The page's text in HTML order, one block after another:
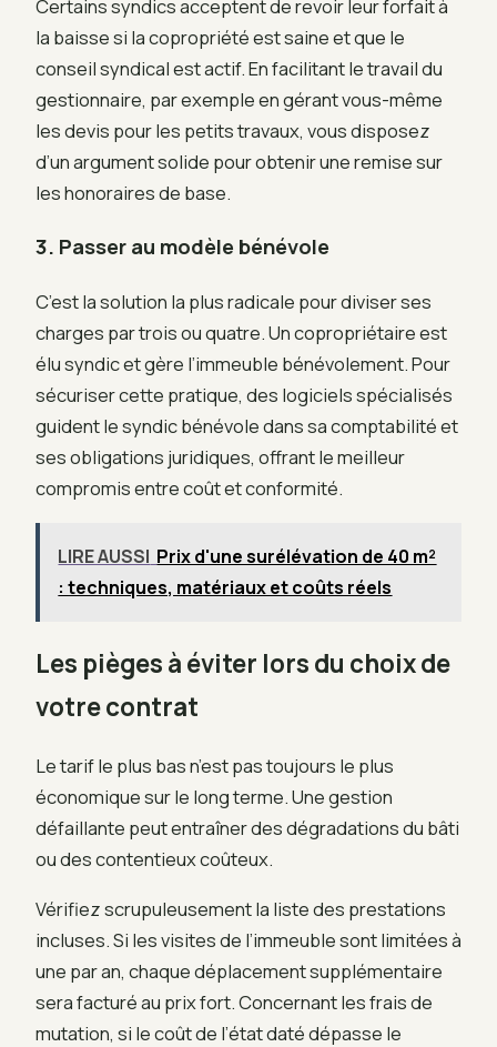
Certains syndics acceptent de revoir leur forfait à
la baisse si la copropriété est saine et que le
conseil syndical est actif. En facilitant le travail du
gestionnaire, par exemple en gérant vous-même
les devis pour les petits travaux, vous disposez
d’un argument solide pour obtenir une remise sur
les honoraires de base.
3. Passer au modèle bénévole
C’est la solution la plus radicale pour diviser ses
charges par trois ou quatre. Un copropriétaire est
élu syndic et gère l’immeuble bénévolement. Pour
sécuriser cette pratique, des logiciels spécialisés
guident le syndic bénévole dans sa comptabilité et
ses obligations juridiques, offrant le meilleur
compromis entre coût et conformité.
LIRE AUSSI Prix d'une surélévation de 40 m²
: techniques, matériaux et coûts réels
Les pièges à éviter lors du choix de
votre contrat
Le tarif le plus bas n’est pas toujours le plus
économique sur le long terme. Une gestion
défaillante peut entraîner des dégradations du bâti
ou des contentieux coûteux.
Vérifiez scrupuleusement la liste des prestations
incluses. Si les visites de l’immeuble sont limitées à
une par an, chaque déplacement supplémentaire
sera facturé au prix fort. Concernant les frais de
mutation, si le coût de l’état daté dépasse le